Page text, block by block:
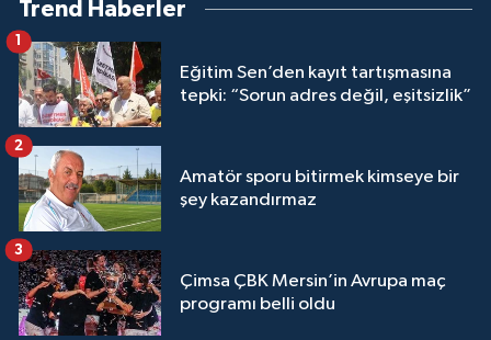
Trend Haberler
Eğitim Sen’den kayıt tartışmasına
tepki: “Sorun adres değil, eşitsizlik”
1
Amatör sporu bitirmek kimseye bir
şey kazandırmaz
2
Çimsa ÇBK Mersin’in Avrupa maç
programı belli oldu
3